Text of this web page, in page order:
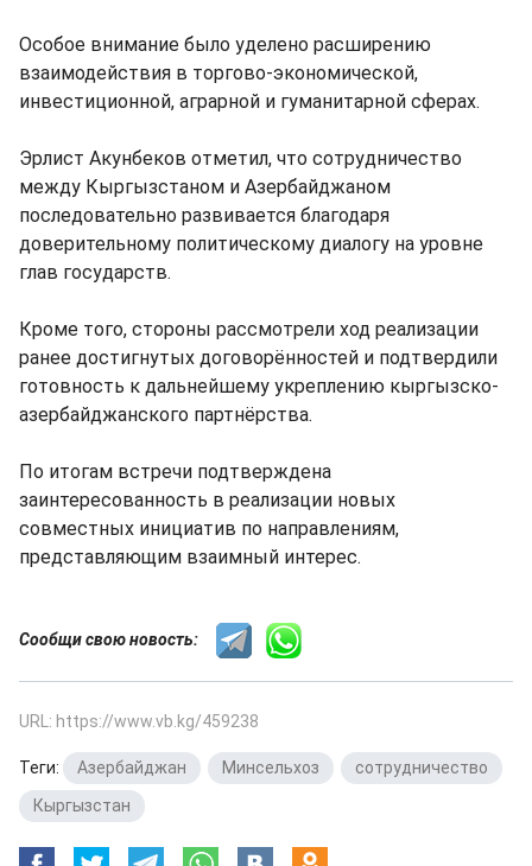
Особое внимание было уделено расширению
взаимодействия в торгово-экономической,
инвестиционной, аграрной и гуманитарной сферах.
Эрлист Акунбеков отметил, что сотрудничество
между Кыргызстаном и Азербайджаном
последовательно развивается благодаря
доверительному политическому диалогу на уровне
глав государств.
Кроме того, стороны рассмотрели ход реализации
ранее достигнутых договорённостей и подтвердили
готовность к дальнейшему укреплению кыргызско-
азербайджанского партнёрства.
По итогам встречи подтверждена
заинтересованность в реализации новых
совместных инициатив по направлениям,
представляющим взаимный интерес.
Сообщи свою новость:
URL: https://www.vb.kg/459238
Теги: Азербайджан Минсельхоз сотрудничество
Кыргызстан